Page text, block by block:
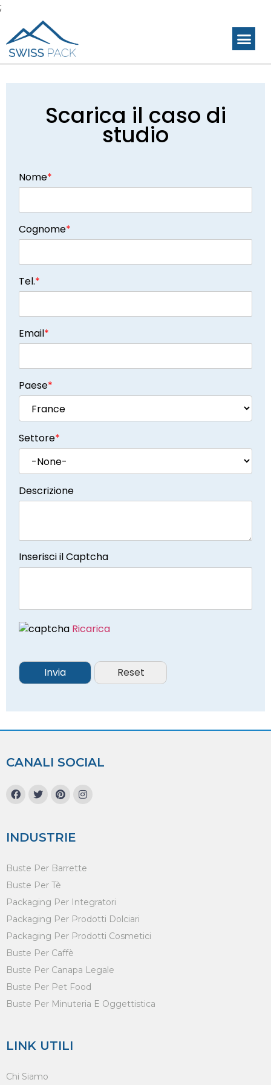
;
Scarica il caso di
studio
Nome*
Cognome*
Tel.*
Email*
Paese*
Settore*
Descrizione
Inserisci il Captcha
Ricarica
CANALI SOCIAL
INDUSTRIE
Buste Per Barrette
Buste Per Tè
Packaging Per Integratori
Packaging Per Prodotti Dolciari
Packaging Per Prodotti Cosmetici
Buste Per Caffè
Buste Per Canapa Legale
Buste Per Pet Food
Buste Per Minuteria E Oggettistica
LINK UTILI
Chi Siamo